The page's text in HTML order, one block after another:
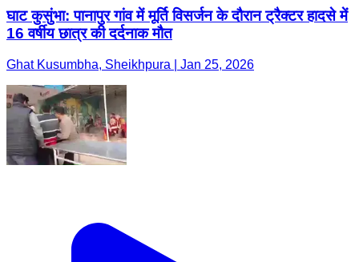
घाट कुसुंभा: पानापुर गांव में मूर्ति विसर्जन के दौरान ट्रैक्टर हादसे में
16 वर्षीय छात्र की दर्दनाक मौत
Ghat Kusumbha, Sheikhpura | Jan 25, 2026